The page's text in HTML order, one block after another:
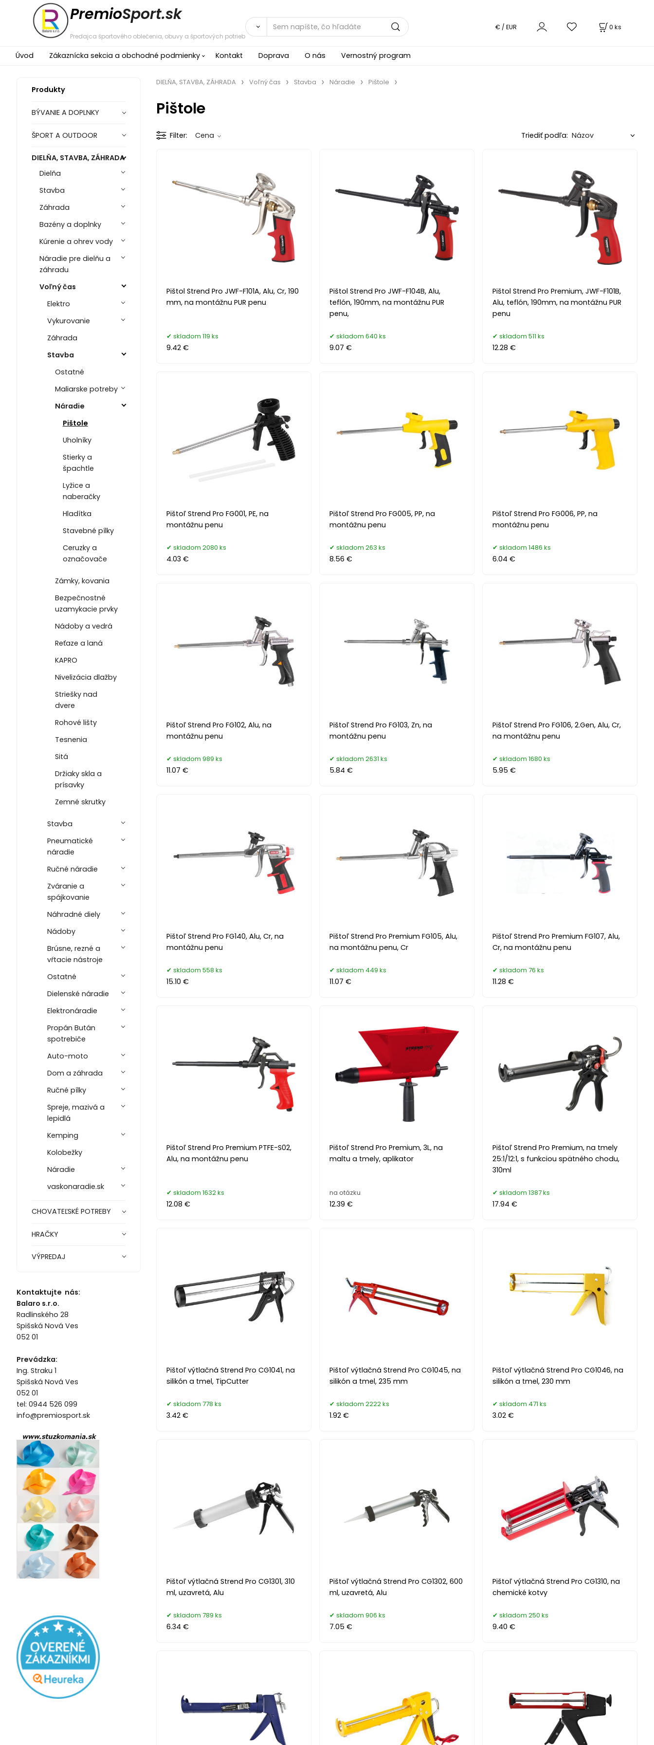
PremioSport.sk
Predajca športového oblečenia, obuvy a športových potrieb
0 ks
€ / EUR
Úvod Zákaznícka sekcia a obchodné podmienky Kontakt Doprava O nás Vernostný program
Produkty
BÝVANIE A DOPLNKY
ŠPORT A OUTDOOR
DIELŇA, STAVBA, ZÁHRADA
Dielňa
Stavba
Záhrada
Bazény a doplnky
Kúrenie a ohrev vody
Náradie pre dielňu a
záhradu
Voľný čas
Elektro
Vykurovanie
Záhrada
Stavba
Ostatné
Maliarske potreby
Náradie
Pištole
Uholníky
Stierky a
špachtle
Lyžice a
naberačky
Hladítka
Stavebné pílky
Ceruzky a
označovače
Zámky, kovania
Bezpečnostné
uzamykacie prvky
Nádoby a vedrá
Reťaze a laná
KAPRO
Nivelizácia dlažby
Striešky nad
dvere
Rohové lišty
Tesnenia
Sitá
Držiaky skla a
prísavky
Zemné skrutky
Stavba
Pneumatické
náradie
Ručné náradie
Zváranie a
spájkovanie
Náhradné diely
Nádoby
Brúsne, rezné a
vŕtacie nástroje
Ostatné
Dielenské náradie
Elektronáradie
Propán Bután
spotrebiče
Auto-moto
Dom a záhrada
Ručné pílky
Spreje, mazivá a
lepidlá
Kemping
Kolobežky
Náradie
vaskonaradie.sk
CHOVATEĽSKÉ POTREBY
HRAČKY
VÝPREDAJ
Kontaktujte nás:
Balaro s.r.o.
Radlinského 28
Spišská Nová Ves
052 01
Prevádzka:
Ing. Straku 1
Spišská Nová Ves
052 01
tel: 0944 526 099
info@premiosport.sk
DIELŇA, STAVBA, ZÁHRADA Voľný čas Stavba Náradie Pištole
Pištole
Filter Cena Triediť podľa:
Pištol Strend Pro JWF-F101A, Alu, Cr, 190
mm, na montážnu PUR penu
skladom 119 ks
9.42 €
Pištol Strend Pro JWF-F104B, Alu,
teflón, 190mm, na montážnu PUR
penu,
skladom 640 ks
9.07 €
Pištol Strend Pro Premium, JWF-F101B,
Alu, teflón, 190mm, na montážnu PUR
penu
skladom 511 ks
12.28 €
Pištoľ Strend Pro FG001, PE, na
montážnu penu
skladom 2080 ks
4.03 €
Pištoľ Strend Pro FG005, PP, na
montážnu penu
skladom 263 ks
8.56 €
Pištoľ Strend Pro FG006, PP, na
montážnu penu
skladom 1486 ks
6.04 €
Pištoľ Strend Pro FG102, Alu, na
montážnu penu
skladom 989 ks
11.07 €
Pištoľ Strend Pro FG103, Zn, na
montážnu penu
skladom 2631 ks
5.84 €
Pištoľ Strend Pro FG106, 2.Gen, Alu, Cr,
na montážnu penu
skladom 1680 ks
5.95 €
Pištoľ Strend Pro FG140, Alu, Cr, na
montážnu penu
skladom 558 ks
15.10 €
Pištoľ Strend Pro Premium FG105, Alu,
na montážnu penu, Cr
skladom 449 ks
11.07 €
Pištoľ Strend Pro Premium FG107, Alu,
Cr, na montážnu penu
skladom 76 ks
11.28 €
Pištoľ Strend Pro Premium PTFE-S02,
Alu, na montážnu penu
skladom 1632 ks
12.08 €
Pištoľ Strend Pro Premium, 3L, na
maltu a tmely, aplikator
na otázku
12.39 €
Pištoľ Strend Pro Premium, na tmely
25:1/12:1, s funkciou spätného chodu,
310ml
skladom 1387 ks
17.94 €
Pištoľ výtlačná Strend Pro CG1041, na
silikón a tmel, TipCutter
skladom 778 ks
3.42 €
Pištoľ výtlačná Strend Pro CG1045, na
silikón a tmel, 235 mm
skladom 2222 ks
1.92 €
Pištoľ výtlačná Strend Pro CG1046, na
silikón a tmel, 230 mm
skladom 471 ks
3.02 €
Pištoľ výtlačná Strend Pro CG1301, 310
ml, uzavretá, Alu
skladom 789 ks
6.34 €
Pištoľ výtlačná Strend Pro CG1302, 600
ml, uzavretá, Alu
skladom 906 ks
7.05 €
Pištoľ výtlačná Strend Pro CG1310, na
chemické kotvy
skladom 250 ks
9.40 €